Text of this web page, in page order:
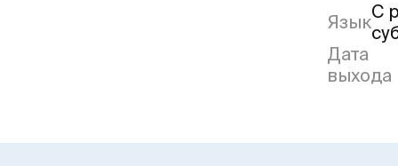
Язык
С
Дата
выхода